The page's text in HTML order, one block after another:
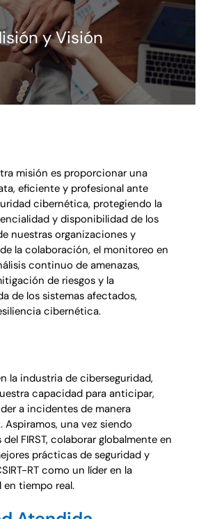
y Visión
misión es proporcionar una
eficiente y profesional ante
cibernética, protegiendo la
y disponibilidad de los
nuestras organizaciones y
la colaboración, el monitoreo en
continuo de amenazas,
de riesgos y la
de los sistemas afectados,
cibernética.
la industria de ciberseguridad,
capacidad para anticipar,
a incidentes de manera
una vez siendo
FIRST, colaborar globalmente en
prácticas de seguridad y
RT como un líder en la
tiempo real.